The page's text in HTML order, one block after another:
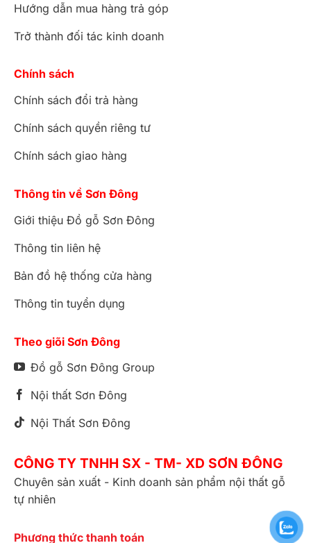
mắt, sang trọng
Hướng dẫn mua hàng trả góp
Trở thành đối tác kinh doanh
Chính sách
Chính sách đổi trả hàng
Chính sách quyền riêng tư
Chính sách giao hàng
Thông tin về Sơn Đông
Giới thiệu Đồ gỗ Sơn Đông
Thông tin liên hệ
Bản đồ hệ thống cửa hàng
Thông tin tuyển dụng
Theo giõi Sơn Đông
Đồ gỗ Sơn Đông Group
Nội thất Sơn Đông
Nội Thất Sơn Đông
CÔNG TY TNHH SX - TM- XD SƠN ĐÔNG
Chuyên sản xuất - Kinh doanh sản phẩm nội thất gỗ
tự nhiên
Phương thức thanh toán